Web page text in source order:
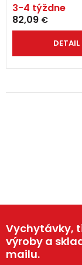
3-4 týždne
82,09 €
DETAIL
Vychytávky,
výroby a
mailu.